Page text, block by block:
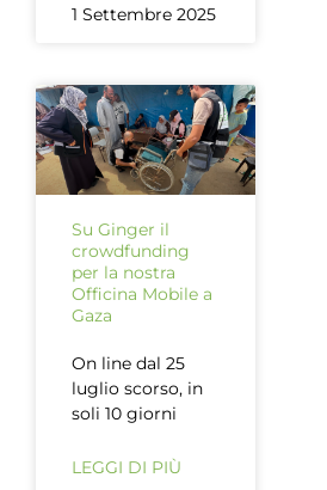
1 Settembre 2025
Su Ginger il
crowdfunding
per la nostra
Officina Mobile a
Gaza
On line dal 25
luglio scorso, in
soli 10 giorni
LEGGI DI PIÙ